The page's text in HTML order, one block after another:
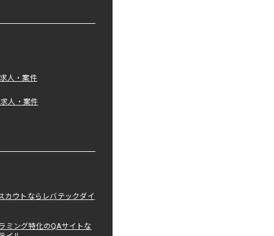
人・案件
人・案件
カウトならレバテックダイ
ミング特化のQAサイトな